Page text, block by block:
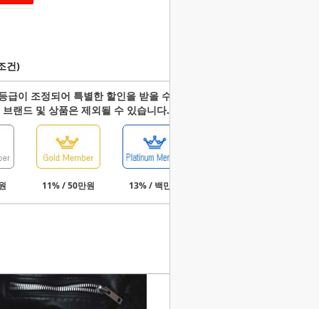
건)
급이 조정되어 특별한 할인을 받을 수 있습니다.
랜드 및 상품은 제외될 수 있습니다.
11% / 50만원 13% / 백만원